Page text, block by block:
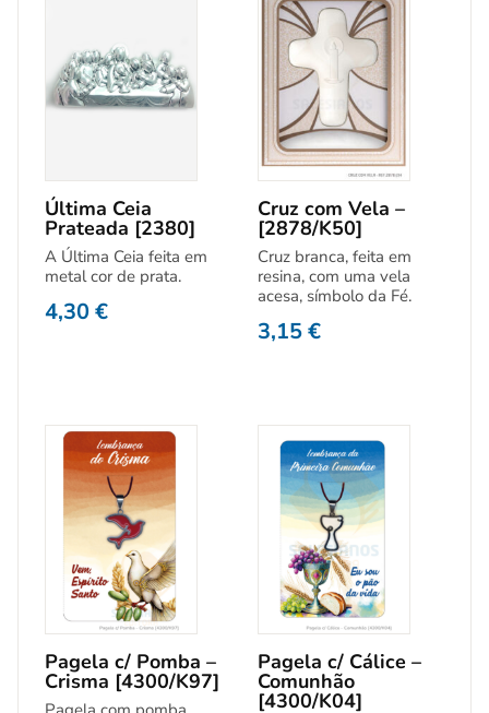
Última Ceia
Prateada [2380]
A Última Ceia feita em
metal cor de prata.
4,30€
Cruz com Vela –
[2878/K50]
Cruz branca, feita em
resina, com uma vela
acesa, símbolo da Fé.
3,15€
Pagela c/ Pomba –
Crisma [4300/K97]
Pagela c/ Cálice –
Comunhão
[4300/K04]